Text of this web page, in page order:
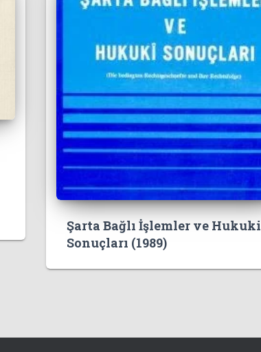
Şarta Bağlı İşlemler ve Hukuki
Sonuçları (1989)